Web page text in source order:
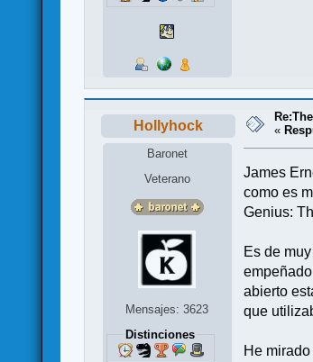
Hollyhock
Baronet
Veterano
Mensajes: 3623
Distinciones
«
James
como es
Genius:
Es de
abierto
que
He